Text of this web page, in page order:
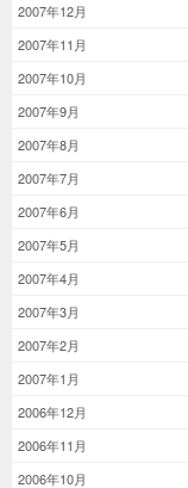
2007年12月
2007年11月
2007年10月
2007年9月
2007年8月
2007年7月
2007年6月
2007年5月
2007年4月
2007年3月
2007年2月
2007年1月
2006年12月
2006年11月
2006年10月